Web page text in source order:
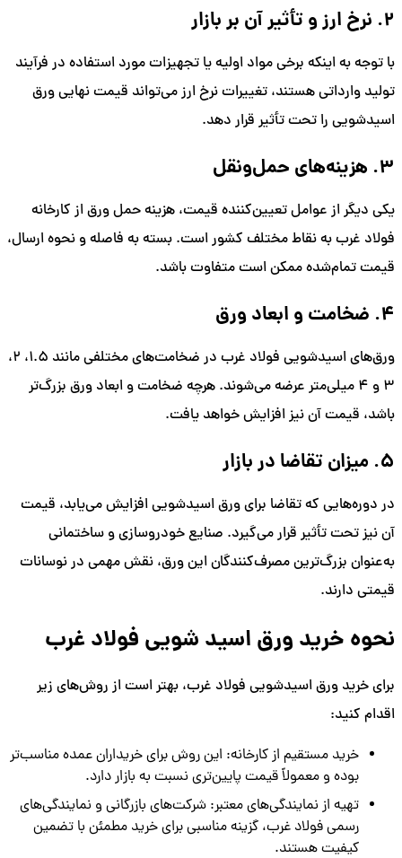
2. نرخ ارز و تأثیر آن بر بازار
با توجه به اینکه برخی مواد اولیه یا تجهیزات مورد استفاده در فرآیند
تولید وارداتی هستند، تغییرات نرخ ارز می‌تواند قیمت نهایی ورق
اسیدشویی را تحت تأثیر قرار دهد.
3. هزینه‌های حمل‌ونقل
یکی دیگر از عوامل تعیین‌کننده قیمت، هزینه حمل ورق از کارخانه
فولاد غرب به نقاط مختلف کشور است. بسته به فاصله و نحوه ارسال،
قیمت تمام‌شده ممکن است متفاوت باشد.
4. ضخامت و ابعاد ورق
ورق‌های اسیدشویی فولاد غرب در ضخامت‌های مختلفی مانند 1.5، 2،
3 و 4 میلی‌متر عرضه می‌شوند. هرچه ضخامت و ابعاد ورق بزرگ‌تر
باشد، قیمت آن نیز افزایش خواهد یافت.
5. میزان تقاضا در بازار
در دوره‌هایی که تقاضا برای ورق اسیدشویی افزایش می‌یابد، قیمت
آن نیز تحت تأثیر قرار می‌گیرد. صنایع خودروسازی و ساختمانی
به‌عنوان بزرگ‌ترین مصرف‌کنندگان این ورق، نقش مهمی در نوسانات
قیمتی دارند.
نحوه خرید ورق اسید شویی فولاد غرب
برای خرید ورق اسیدشویی فولاد غرب، بهتر است از روش‌های زیر
اقدام کنید:
خرید مستقیم از کارخانه: این روش برای خریداران عمده مناسب‌تر
بوده و معمولاً قیمت پایین‌تری نسبت به بازار دارد.
تهیه از نمایندگی‌های معتبر: شرکت‌های بازرگانی و نمایندگی‌های
رسمی فولاد غرب، گزینه مناسبی برای خرید مطمئن با تضمین
کیفیت هستند.